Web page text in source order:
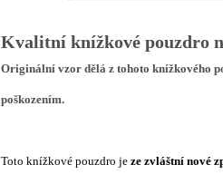
Kvalitní knížkové pouzdro
Originální vzor dělá z tohoto knížkového
poškozením.
Toto knížkové pouzdro je ze zvláštní nové